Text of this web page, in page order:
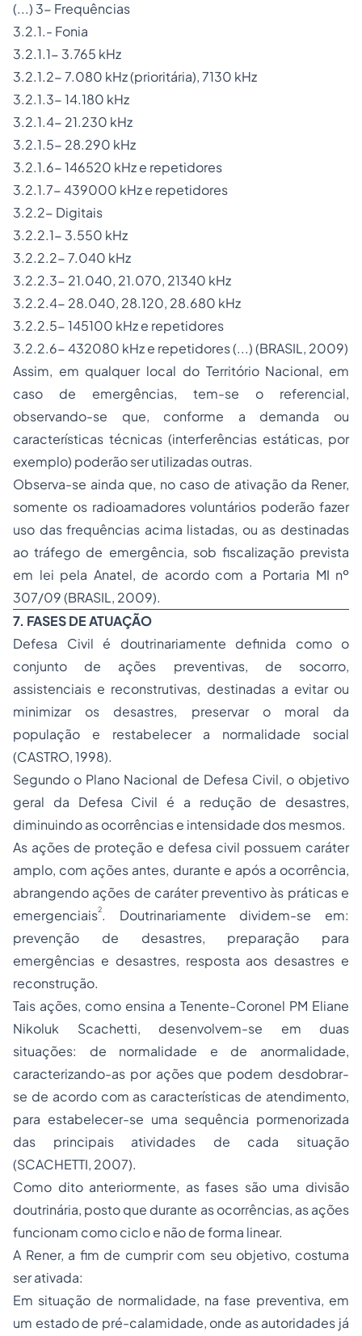
(...) 3- Frequências
3.2.1.- Fonia
3.2.1.1- 3.765 kHz
3.2.1.2- 7.080 kHz (prioritária), 7130 kHz
3.2.1.3- 14.180 kHz
3.2.1.4- 21.230 kHz
3.2.1.5- 28.290 kHz
3.2.1.6- 146520 kHz e repetidores
3.2.1.7- 439000 kHz e repetidores
3.2.2- Digitais
3.2.2.1- 3.550 kHz
3.2.2.2- 7.040 kHz
3.2.2.3- 21.040, 21.070, 21340 kHz
3.2.2.4- 28.040, 28.120, 28.680 kHz
3.2.2.5- 145100 kHz e repetidores
3.2.2.6- 432080 kHz e repetidores (...) (BRASIL, 2009)
Assim, em qualquer local do Território Nacional, em
caso de emergências, tem-se o referencial,
observando-se que, conforme a demanda ou
características técnicas (interferências estáticas, por
exemplo) poderão ser utilizadas outras.
Observa-se ainda que, no caso de ativação da Rener,
somente os radioamadores voluntários poderão fazer
uso das frequências acima listadas, ou as destinadas
ao tráfego de emergência, sob fiscalizaçãoprevista
em lei pela Anatel, de acordo com a Portaria MI nº
307/09 (BRASIL, 2009).
7. FASES DE ATUAÇÃO
Defesa Civil é doutrinariamente definida como o
conjunto de ações preventivas, de socorro,
assistenciais e reconstrutivas, destinadas a evitar ou
minimizar os desastres, preservar o moral da
população e restabelecer a normalidade social
(CASTRO, 1998).
Segundo o Plano Nacional de Defesa Civil, o objetivo
geral da Defesa Civil é a redução de desastres,
diminuindo as ocorrências e intensidade dos mesmos.
As ações de proteção e defesa civil possuem caráter
amplo, com ações antes, durante e após a ocorrência,
abrangendo ações de caráter preventivo às práticas e
emergenciais2. Doutrinariamente dividem-se em:
prevenção de desastres, preparação para
emergências e desastres, resposta aos desastres e
reconstrução.
Tais ações, como ensina a Tenente-Coronel PM Eliane
Nikoluk Scachetti, desenvolvem-se em duas
situações: de normalidade e de anormalidade,
caracterizando-as por ações que podem desdobrar-
se de acordo com as características de atendimento,
para estabelecer-se uma sequência pormenorizada
das principais atividades de cada situação
(SCACHETTI, 2007).
Como dito anteriormente, as fases são uma divisão
doutrinária, posto que durante as ocorrências, as ações
funcionam como ciclo e não de forma linear.
A Rener, a fim de cumprir com seu objetivo, costuma
ser ativada:
Em situação de normalidade, na fase preventiva, em
um estado de pré-calamidade, onde as autoridades já